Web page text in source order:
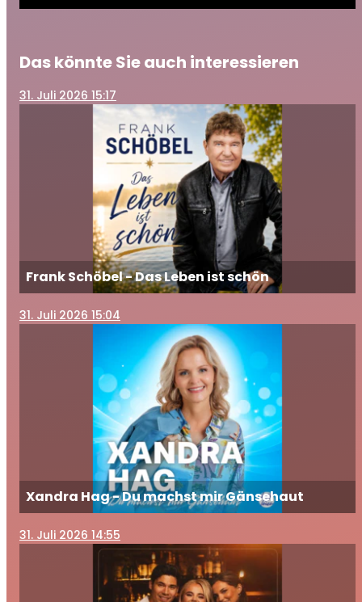
Das könnte Sie auch interessieren
31. Juli 2026 15:17
Frank Schöbel - Das Leben ist schön
31. Juli 2026 15:04
Xandra Hag - Du machst mir Gänsehaut
31. Juli 2026 14:55